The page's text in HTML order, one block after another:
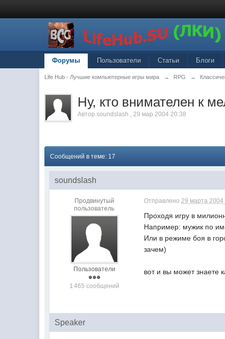
Форумы Пользователи Статьи Блоги
Life Hub - Лучшие компьютерные игры мира → RPG →
Ну, кто внимателен к
Авторsoundslash ,29 мар 2004 20:38
Сообщений в теме: 17
soundslash
Продвинутый
пользователь
Пользователи
1 465 сообщений
Отправлено29 марта 2004
Проходя игру в
Например: мужик по
Или в режиме боя в
зачем)
вот и вы может знаете
Speaker